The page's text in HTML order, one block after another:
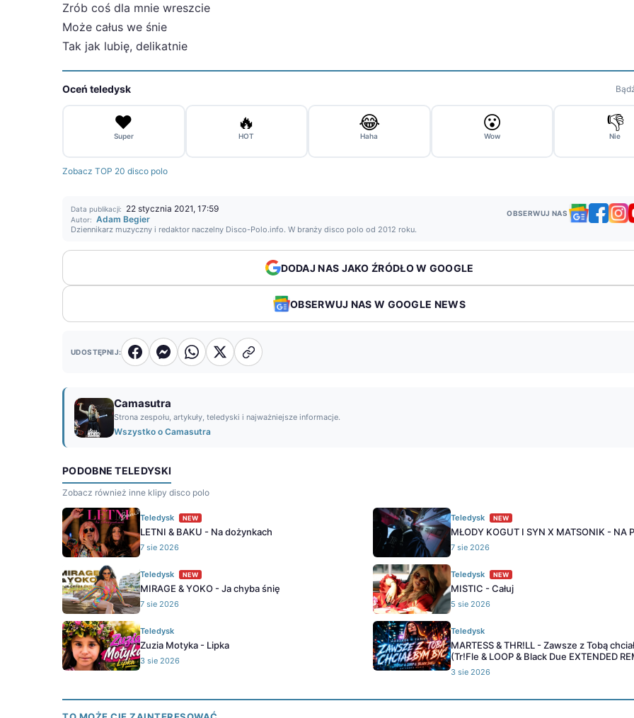
Zrób coś dla mnie wreszcie
Może całus we śnie
Tak jak lubię, delikatnie
Oceń teledysk
❤️
Super
🔥
HOT
😂
Haha
😮
Wow
👎
Nie
Zobacz TOP 20 disco polo
Data publikacji: 22 stycznia 2021, 17:59
Autor: Adam Begier
Dziennikarz muzyczny i redaktor naczelny Disco-Polo.info. W branży disco polo od 2012 roku.
OBSERWUJ NAS
DODAJ NAS JAKO ŹRÓDŁO W GOOGLE
OBSERWUJ NAS W GOOGLE NEWS
UDOSTĘPNIJ:
Camasutra
Strona zespołu, artykuły, teledyski i najważniejsze informacje.
Wszystko o Camasutra
PODOBNE TELEDYSKI
Zobacz również inne klipy disco polo
Teledysk NEW
LETNI & BAKU - Na dożynkach
7 sie 2026
Teledysk NEW
MŁODY KOGUT I SYN X MATSONIK - NA
7 sie 2026
Teledysk NEW
MIRAGE & YOKO - Ja chyba śnię
7 sie 2026
Teledysk NEW
MISTIC - Całuj
5 sie 2026
Teledysk
Zuzia Motyka - Lipka
3 sie 2026
Teledysk
MARTESS & THR!LL - Zawsze z Tobą
(Tr!Fle & LOOP & Black Due EXTENDED
3 sie 2026